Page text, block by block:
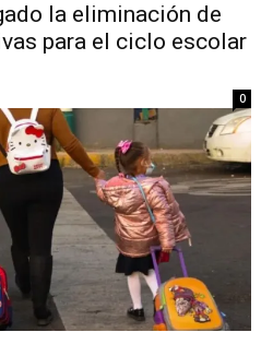
la eliminación de
para el ciclo escolar
0